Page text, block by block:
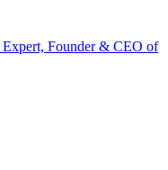
Founder & CEO of